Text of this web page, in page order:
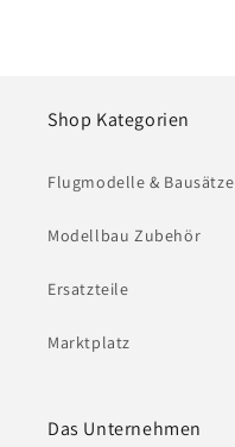
Shop Kategorien
Flugmodelle & Bausätze
Modellbau Zubehör
Ersatzteile
Marktplatz
Das Unternehmen